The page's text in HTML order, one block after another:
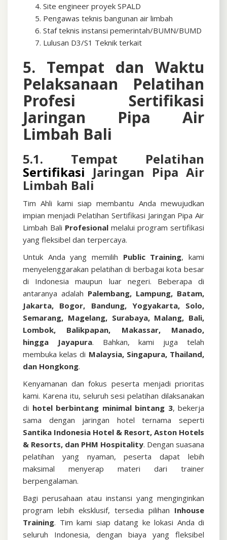
Site engineer proyek SPALD
Pengawas teknis bangunan air limbah
Staf teknis instansi pemerintah/BUMN/BUMD
Lulusan D3/S1 Teknik terkait
5. Tempat dan Waktu
Pelaksanaan Pelatihan
Profesi Sertifikasi
Jaringan Pipa Air
Limbah Bali
5.1. Tempat Pelatihan
Sertifikasi Jaringan Pipa Air
Limbah Bali
Tim Ahli kami siap membantu Anda mewujudkan
impian menjadi Pelatihan Sertifikasi Jaringan Pipa Air
Limbah Bali Profesional melalui program sertifikasi
yang fleksibel dan terpercaya.
Untuk Anda yang memilih Public Training, kami
menyelenggarakan pelatihan di berbagai kota besar
di Indonesia maupun luar negeri. Beberapa di
antaranya adalah Palembang, Lampung, Batam,
Jakarta, Bogor, Bandung, Yogyakarta, Solo,
Semarang, Magelang, Surabaya, Malang, Bali,
Lombok, Balikpapan, Makassar, Manado,
hingga Jayapura. Bahkan, kami juga telah
membuka kelas di Malaysia, Singapura, Thailand,
dan Hongkong.
Kenyamanan dan fokus peserta menjadi prioritas
kami. Karena itu, seluruh sesi pelatihan dilaksanakan
di hotel berbintang minimal bintang 3, bekerja
sama dengan jaringan hotel ternama seperti
Santika Indonesia Hotel & Resort, Aston Hotels
& Resorts, dan PHM Hospitality. Dengan suasana
pelatihan yang nyaman, peserta dapat lebih
maksimal menyerap materi dari trainer
berpengalaman.
Bagi perusahaan atau instansi yang menginginkan
program lebih eksklusif, tersedia pilihan Inhouse
Training. Tim kami siap datang ke lokasi Anda di
seluruh Indonesia, dengan biaya yang fleksibel